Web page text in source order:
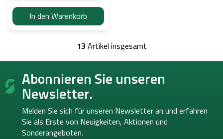
In den Warenkorb
S
t
u
e
e
l
e
13 Artikel insgesamt
F
ß Abonnieren Sie unseren
Newsletter.
Melden Sie sich für unseren Newsletter an und erfahren
Sie als Erste von Neuigkeiten, Aktionen und
Sonderangeboten.